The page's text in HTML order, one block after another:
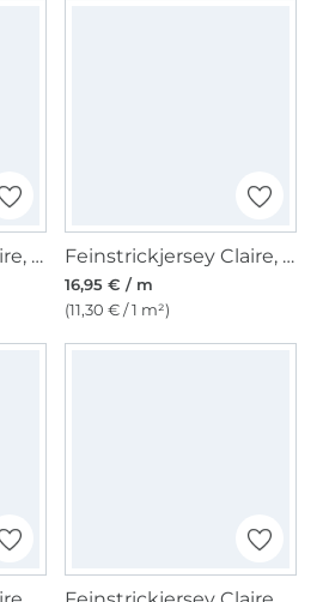
Feinstrickjersey Claire, dunkelblau Feinstrickjersey Claire, flieder
16,95 € / m
(11,30 € / 1 m²)